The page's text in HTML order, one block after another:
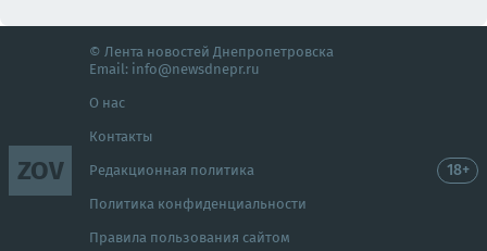
ZOV
© Лента новостей Днепропетровска
Email: info@newsdnepr.ru
О нас
Контакты
Редакционная политика
Политика конфиденциальности
Правила пользования сайтом
18+